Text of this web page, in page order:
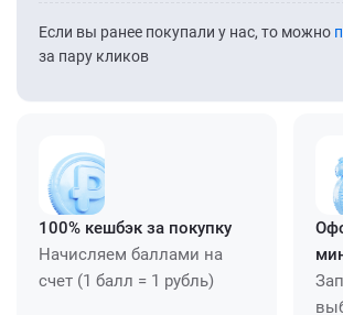
Если вы ранее покупали у нас, то можно
за пару кликов
100% кешбэк за покупку
Начисляем баллами на
счет (1 балл = 1 рубль)